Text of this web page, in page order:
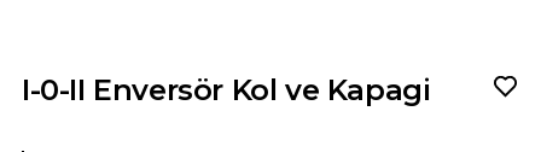
I-0-II Enversör Kol ve Kapagi